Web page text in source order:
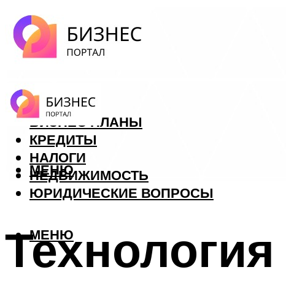
ФОРЕКС
БИЗНЕС ПЛАНЫ
КРЕДИТЫ
НАЛОГИ
НЕДВИЖИМОСТЬ
ЮРИДИЧЕСКИЕ ВОПРОСЫ
МЕНЮ
МЕНЮ